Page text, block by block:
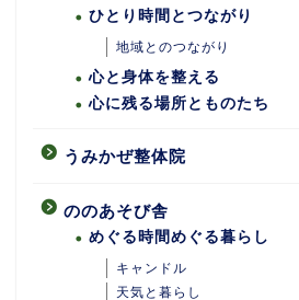
ひとり時間とつながり
地域とのつながり
心と身体を整える
心に残る場所とものたち
うみかぜ整体院
ののあそび舎
めぐる時間めぐる暮らし
キャンドル
天気と暮らし